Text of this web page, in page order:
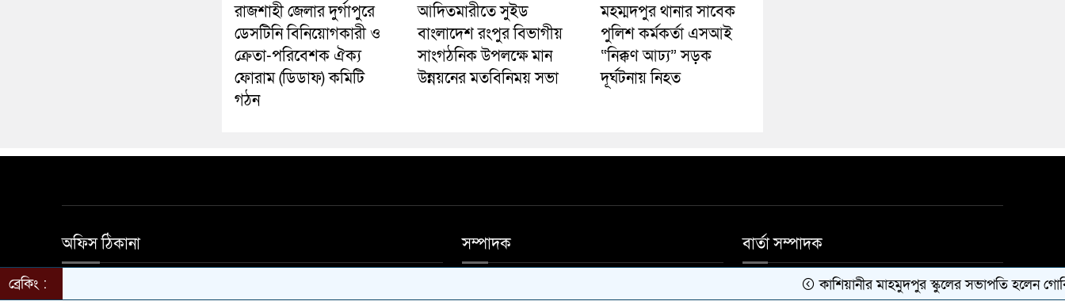
রাজশাহী জেলার দুর্গাপুরে
ডেসটিনি বিনিয়োগকারী ও
ক্রেতা-পরিবেশক ঐক্য
ফোরাম (ডিডাফ) কমিটি
গঠন
আদিতমারীতে সুইড
বাংলাদেশ রংপুর বিভাগীয়
সাংগঠনিক উপলক্ষে মান
উন্নয়নের মতবিনিময় সভা
মহম্মদপুর থানার সাবেক
পুলিশ কর্মকর্তা এসআই
“নিক্কণ আঢ্য” সড়ক
দূর্ঘটনায় নিহত
অফিস ঠিকানা সম্পাদক বার্তা সম্পাদক
মোঃ জাহিদুল ইসলাম।
ব্রেকিং : কাশিয়ানীর মাহমুদপুর স্কুলের সভাপতি হলেন গোবিন্দ